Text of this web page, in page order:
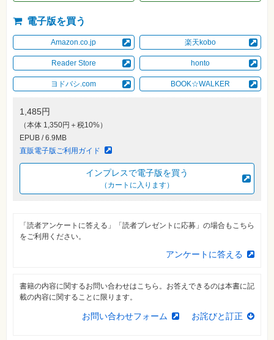
自
作・
パ
コ
ン・
ホ
ビ
Impress
ロ
イ
ン
ー
ー
特
集
⼀
電子版を買う
Amazon.co.jp 楽天kobo
Reader Store honto
ヨドバシ.com BOOK☆WALKER
1,485円
（本体 1,350円＋税10%）
EPUB / 6.9MB
直販電子版ご利用ガイド
インプレスで電子版を買う
（カートに入ります）
「読者アンケートに答える」「読者プレゼントに応募」の場合もこちら
をご利用ください。
アンケートに答える
書籍の内容に関するお問い合わせはこちら。お答えできるのは本書に記
載の内容に関することに限ります。
お問い合わせフォーム お詫びと訂正